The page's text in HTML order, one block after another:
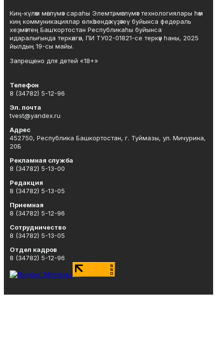
Киң-күләм мәғлүмәт сараһы Элемтә, мәғлүмәт технологиялары һәм
киң коммуникациялар өлкәһендә күҙәтеү буйынса федераль
хеҙмәттең Башҡортостан Республикаһы буйынса
идаралығында теркәлгән, ПИ ТУ02-01821-се теркәү һаны, 2025
йылдың 19-сы майы.
Запрещено для детей «18+»
Телефон
8 (34782) 5-12-96
Эл. почта
tvest@yandex.ru
Адрес
452750, Республика Башкортостан, г. Туймазы, ул. Мичурина,
20Б
Рекламная служба
8 (34782) 5-13-00
Редакция
8 (34782) 5-13-05
Приемная
8 (34782) 5-12-96
Сотрудничество
8 (34782) 5-13-05
Отдел кадров
8 (34782) 5-12-96